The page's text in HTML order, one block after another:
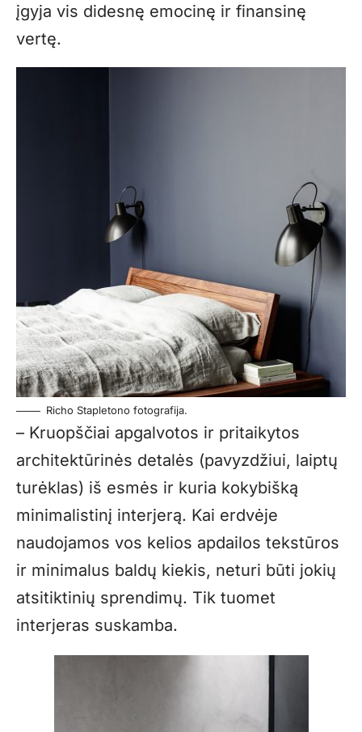
įgyja vis didesnę emocinę ir finansinę
vertę.
Richo Stapletono fotografija.
– Kruopščiai apgalvotos ir pritaikytos
architektūrinės detalės (pavyzdžiui, laiptų
turėklas) iš esmės ir kuria kokybišką
minimalistinį interjerą. Kai erdvėje
naudojamos vos kelios apdailos tekstūros
ir minimalus baldų kiekis, neturi būti jokių
atsitiktinių sprendimų. Tik tuomet
interjeras suskamba.